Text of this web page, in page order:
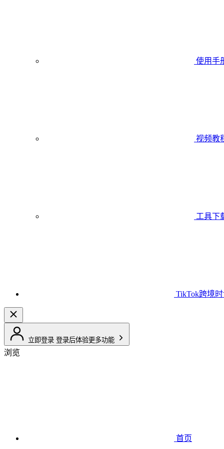
使用手
视频教
工具下
TikTok跨境
立即登录 登录后体验更多功能
浏览
首页